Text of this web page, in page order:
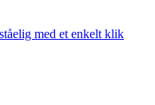
med et enkelt klik